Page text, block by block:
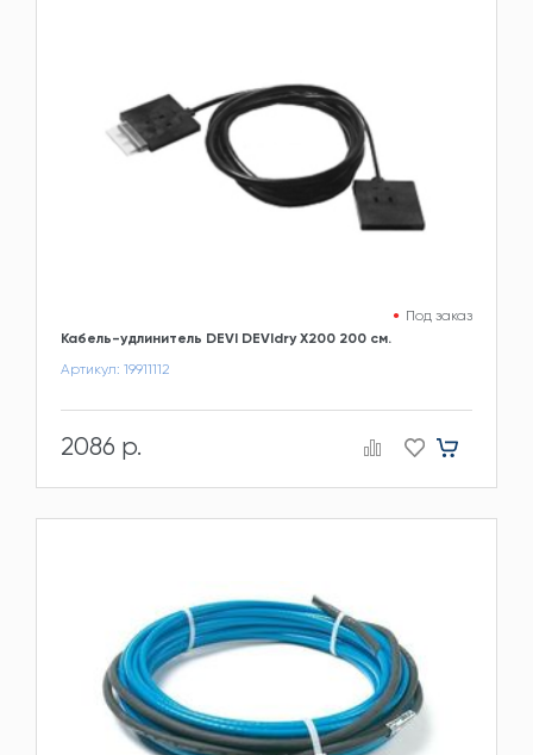
Под заказ
Кабель-удлинитель DEVI DEVIdry X200 200 см.
Артикул: 19911112
2086 р.